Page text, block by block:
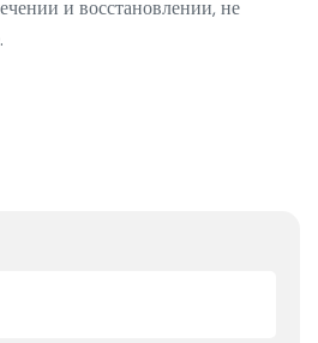
и восстановлении, не